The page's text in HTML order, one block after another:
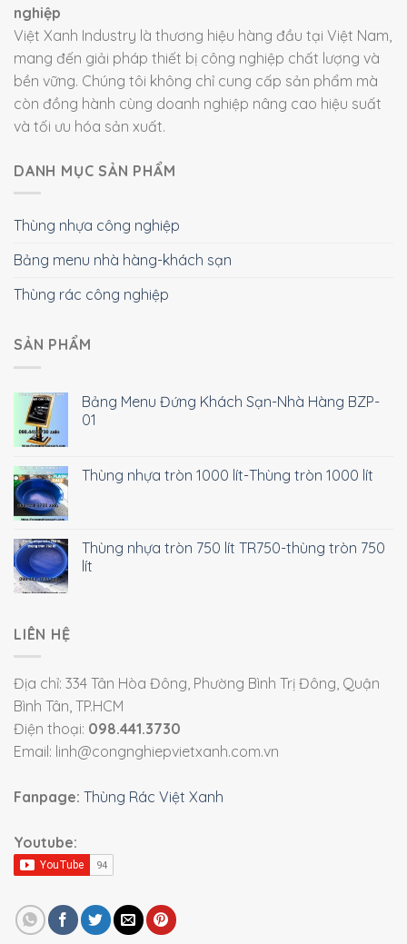
nghiệp
Việt Xanh Industry là thương hiệu hàng đầu tại Việt Nam,
mang đến giải pháp thiết bị công nghiệp chất lượng và
bền vững. Chúng tôi không chỉ cung cấp sản phẩm mà
còn đồng hành cùng doanh nghiệp nâng cao hiệu suất
và tối ưu hóa sản xuất.
DANH MỤC SẢN PHẨM
Thùng nhựa công nghiệp
Bảng menu nhà hàng-khách sạn
Thùng rác công nghiệp
SẢN PHẨM
Bảng Menu Đứng Khách Sạn-Nhà Hàng BZP-
01
Thùng nhựa tròn 1000 lít-Thùng tròn 1000 lít
Thùng nhựa tròn 750 lít TR750-thùng tròn 750
lít
LIÊN HỆ
Địa chỉ: 334 Tân Hòa Đông, Phường Bình Trị Đông, Quận
Bình Tân, TP.HCM
Điện thoại: 098.441.3730
Email: linh@congnghiepvietxanh.com.vn
Fanpage: Thùng Rác Việt Xanh
Youtube: